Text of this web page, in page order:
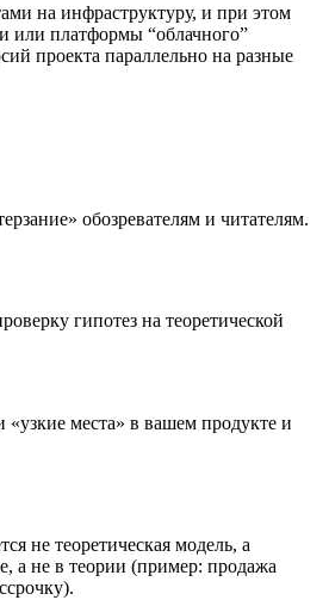
на инфраструктуру, и при этом
или платформы “облачного”
проекта параллельно на разные
обозревателям и читателям.
гипотез на теоретической
места» в вашем продукте и
не теоретическая модель, а
а не в теории (пример: продажа